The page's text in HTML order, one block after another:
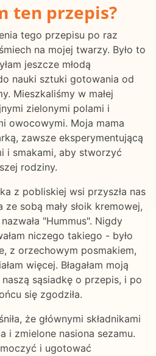
ten przepis?
tego przepisu po raz
na mojej twarzy. Było to
jeszcze młodą
nauki sztuki gotowania od
Mieszkaliśmy w małej
zielonymi polami i
owocowymi. Moja mama
zawsze eksperymentującą
i smakami, aby stworzyć
rodziny.
z pobliskiej wsi przyszła nas
ze sobą mały słoik kremowej,
"Hummus". Nigdy
niczego takiego - było
z orzechowym posmakiem,
więcej. Błagałam moją
sąsiadkę o przepis, i po
się zgodziła.
że głównymi składnikami
i zmielone nasiona sezamu.
i ugotować